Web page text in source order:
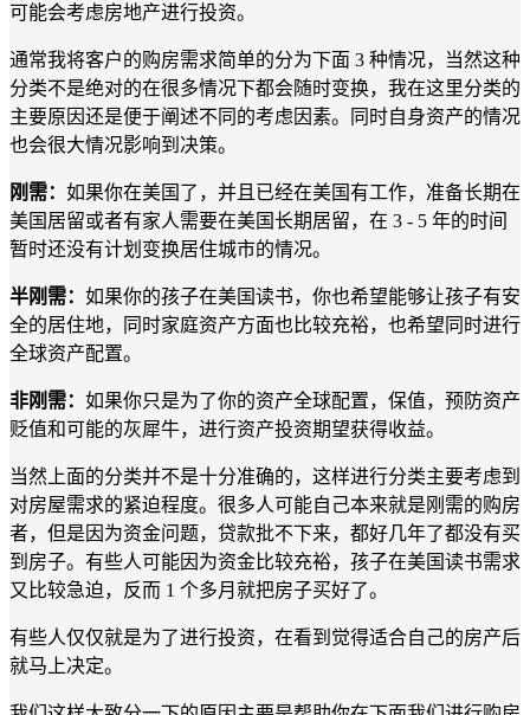
可能会考虑房地产进行投资。
通常我将客户的购房需求简单的分为下面 3 种情况，当然这种
分类不是绝对的在很多情况下都会随时变换，我在这里分类的
主要原因还是便于阐述不同的考虑因素。同时自身资产的情况
也会很大情况影响到决策。
刚需： 如果你在美国了，并且已经在美国有工作，准备长期在
美国居留或者有家人需要在美国长期居留，在 3 - 5 年的时间
暂时还没有计划变换居住城市的情况。
半刚需： 如果你的孩子在美国读书，你也希望能够让孩子有安
全的居住地，同时家庭资产方面也比较充裕，也希望同时进行
全球资产配置。
非刚需： 如果你只是为了你的资产全球配置，保值，预防资产
贬值和可能的灰犀牛，进行资产投资期望获得收益。
当然上面的分类并不是十分准确的，这样进行分类主要考虑到
对房屋需求的紧迫程度。很多人可能自己本来就是刚需的购房
者，但是因为资金问题，贷款批不下来，都好几年了都没有买
到房子。有些人可能因为资金比较充裕，孩子在美国读书需求
又比较急迫，反而 1 个多月就把房子买好了。
有些人仅仅就是为了进行投资，在看到觉得适合自己的房产后
就马上决定。